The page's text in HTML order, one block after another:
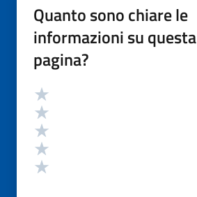
Quanto sono chiare le
informazioni su questa
pagina?
Valutazione